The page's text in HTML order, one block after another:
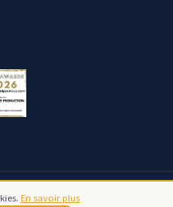
— Tous droits réservés.
En savoir plus